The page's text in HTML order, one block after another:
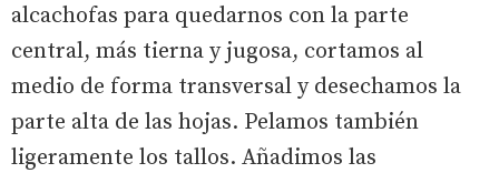
alcachofas para quedarnos con la parte
central, más tierna y jugosa, cortamos al
medio de forma transversal y desechamos la
parte alta de las hojas. Pelamos también
ligeramente los tallos. Añadimos las